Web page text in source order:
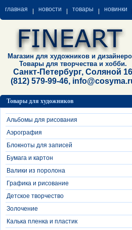
главная новости товары новинки
Магазин для художников и
Товары для творчества и хобби.
Санкт-Петербург, Соляной 16
(812) 579-99-46,
Товары для художников
Альбомы для рисования
Аэрография
Блокноты для записей
Бумага и картон
Валики из поролона
Графика и рисование
Детское творчество
Золочение
Калька пленка и пластик